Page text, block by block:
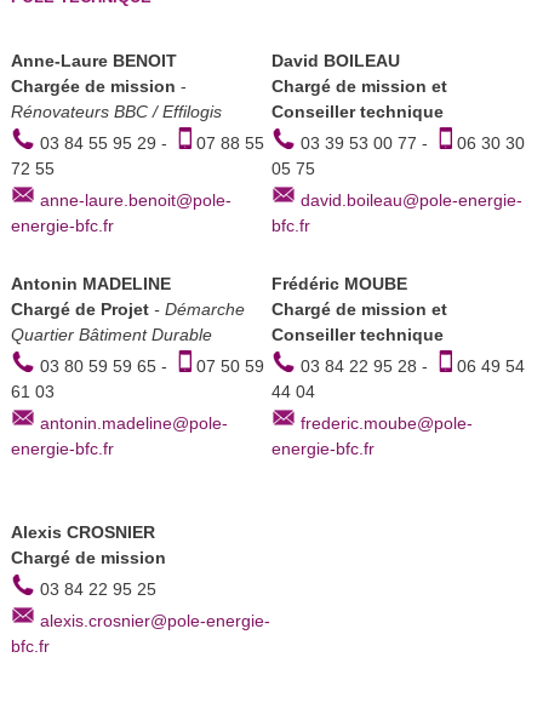
Anne-Laure BENOIT
Chargée de mission -
Rénovateurs BBC / Effilogis
03 84 55 95 29 -
07 88 55
72 55
anne-laure.benoit@pole-
energie-bfc.fr
David BOILEAU
Chargé de mission et
Conseiller technique
03 39 53 00 77 -
06 30 30
05 75
david.boileau@pole-energie-
bfc.fr
Antonin MADELINE
Chargé de Projet- Démarche
Quartier Bâtiment Durable
03 80 59 59 65 -
07 50 59
61 03
antonin.madeline@pole-
energie-bfc.fr
Alexis CROSNIER
Chargé de mission
03 84 22 95 25
alexis.crosnier@pole-energie-
bfc.fr
Frédéric MOUBE
Chargé de mission et
Conseiller technique
03 84 22 95 28 -
06 49 54
44 04
frederic.moube@pole-
energie-bfc.fr